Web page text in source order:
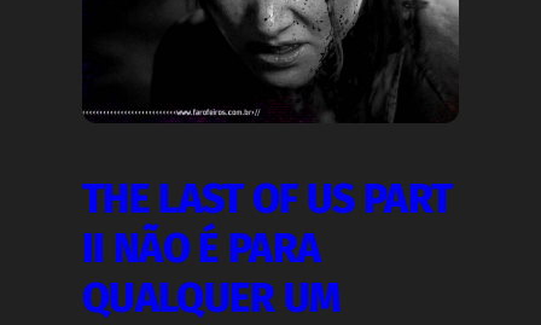
THE LAST OF US PART
II NÃO É PARA
QUALQUER UM